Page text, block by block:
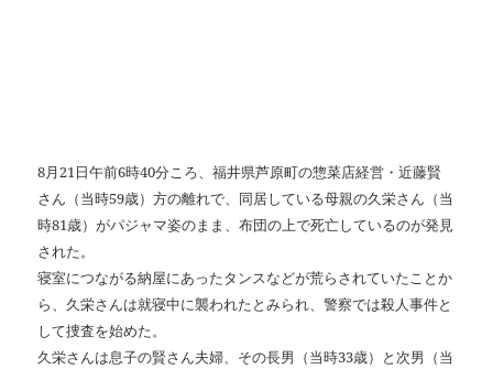
8月21日午前6時40分ころ、福井県芦原町の惣菜店経営・近藤賢
さん（当時59歳）方の離れで、同居している母親の久栄さん（当
時81歳）がパジャマ姿のまま、布団の上で死亡しているのが発見
された。
寝室につながる納屋にあったタンスなどが荒らされていたことか
ら、久栄さんは就寝中に襲われたとみられ、警察では殺人事件と
して捜査を始めた。
久栄さんは息子の賢さん夫婦、その長男（当時33歳）と次男（当